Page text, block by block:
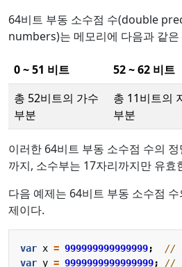
64비트 부동 소수점 수(double
numbers)는 메모리에 다음과 같은
0 ~ 51 비트 52 ~ 62 비트
총 52비트의 가수
부분
총 11비트의
부분
이러한 64비트 부동 소수점 수의
까지, 소수부는 17자리까지만 유효
다음 예제는 64비트 부동 소수점
제이다.
var x = 999999999999999;
var y = 9999999999999999;